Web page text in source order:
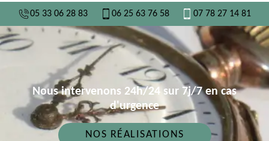
05 33 06 28 83 06 25 63 76 58 07 78 27 14 81
Nous intervenons 24h/24 sur 7j/7 en cas
d'urgence
NOS RÉALISATIONS